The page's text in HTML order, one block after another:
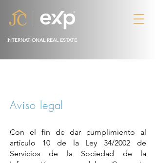
INTERNATIONAL REAL ESTATE
Aviso legal
Con el fin de dar cumplimiento al
artículo 10 de la Ley 34/2002 de
Servicios de la Sociedad de la